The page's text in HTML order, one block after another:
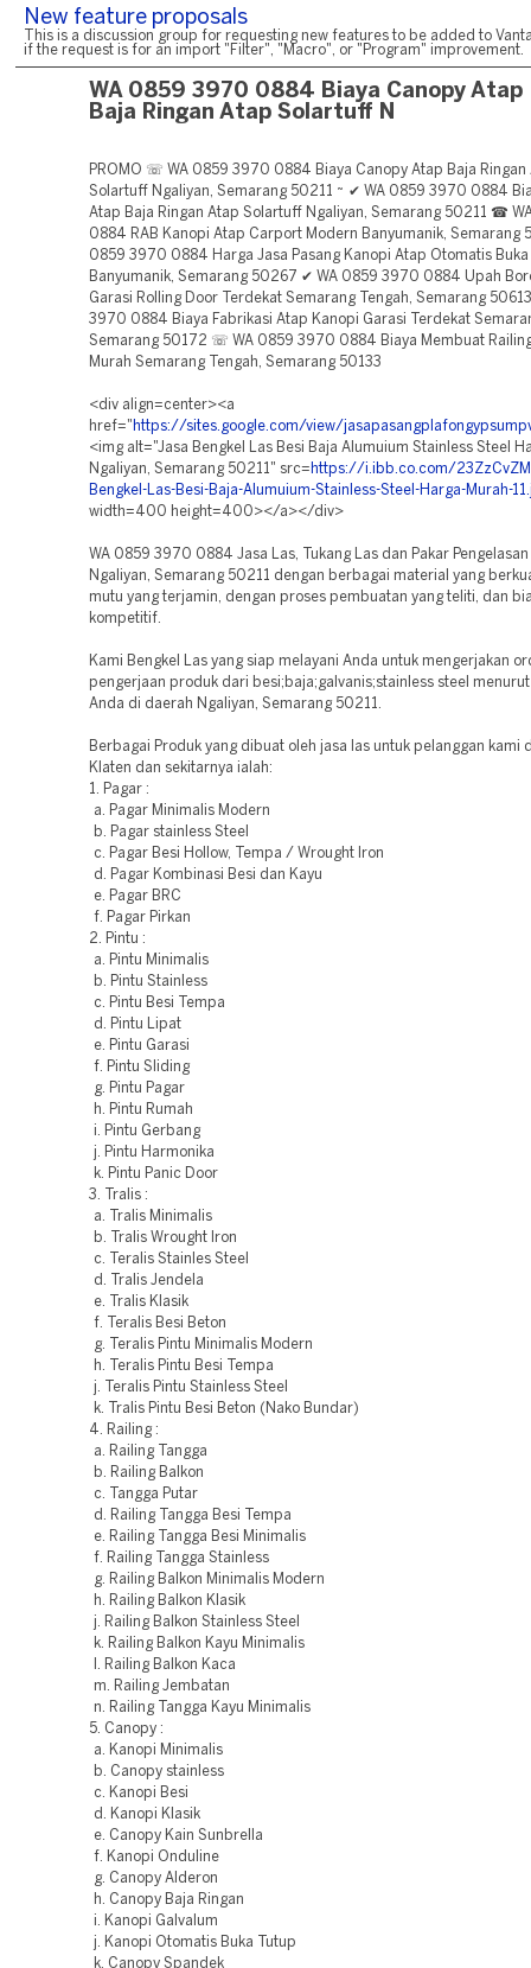
New feature proposals
This is a discussion group for requesting new features to be added to
if the request is for an import "Filter", "Macro", or "Program" improvement.
WA 0859 3970 0884 Biaya Canopy Atap
Baja Ringan Atap Solartuff N
PROMO ☏ WA 0859 3970 0884 Biaya Canopy Atap Baja Ringan
Solartuff Ngaliyan, Semarang 50211 ~ ✔ WA 0859 3970 0884
Atap Baja Ringan Atap Solartuff Ngaliyan, Semarang 50211 ☎
0884 RAB Kanopi Atap Carport Modern Banyumanik, Semarang
0859 3970 0884 Harga Jasa Pasang Kanopi Atap Otomatis Buka
Banyumanik, Semarang 50267 ✔ WA 0859 3970 0884 Upah
Garasi Rolling Door Terdekat Semarang Tengah, Semarang
3970 0884 Biaya Fabrikasi Atap Kanopi Garasi Terdekat
Semarang 50172 ☏ WA 0859 3970 0884 Biaya Membuat
Murah Semarang Tengah, Semarang 50133
<div align=center><a
href=" https://sites.google.com/view/
<img alt="Jasa Bengkel Las Besi Baja Alumuium Stainless Steel
Ngaliyan, Semarang 50211" src= https://i.ibb.co.com/
Bengkel-Las-Besi-Baja-Alumuium-Stainless-Steel-Harga-Murah-
width=400 height=400></a></div>
WA 0859 3970 0884 Jasa Las, Tukang Las dan Pakar
Ngaliyan, Semarang 50211 dengan berbagai material yang
mutu yang terjamin, dengan proses pembuatan yang teliti, dan
kompetitif.
Kami Bengkel Las yang siap melayani Anda untuk mengerjakan
pengerjaan produk dari besi;baja;galvanis;stainless steel
Anda di daerah Ngaliyan, Semarang 50211.
Berbagai Produk yang dibuat oleh jasa las untuk pelanggan kami
Klaten dan sekitarnya ialah:
1. Pagar :
a. Pagar Minimalis Modern
b. Pagar stainless Steel
c. Pagar Besi Hollow, Tempa / Wrought Iron
d. Pagar Kombinasi Besi dan Kayu
e. Pagar BRC
f. Pagar Pirkan
2. Pintu :
a. Pintu Minimalis
b. Pintu Stainless
c. Pintu Besi Tempa
d. Pintu Lipat
e. Pintu Garasi
f. Pintu Sliding
g. Pintu Pagar
h. Pintu Rumah
i. Pintu Gerbang
j. Pintu Harmonika
k. Pintu Panic Door
3. Tralis :
a. Tralis Minimalis
b. Tralis Wrought Iron
c. Teralis Stainles Steel
d. Tralis Jendela
e. Tralis Klasik
f. Teralis Besi Beton
g. Teralis Pintu Minimalis Modern
h. Teralis Pintu Besi Tempa
j. Teralis Pintu Stainless Steel
k. Tralis Pintu Besi Beton (Nako Bundar)
4. Railing :
a. Railing Tangga
b. Railing Balkon
c. Tangga Putar
d. Railing Tangga Besi Tempa
e. Railing Tangga Besi Minimalis
f. Railing Tangga Stainless
g. Railing Balkon Minimalis Modern
h. Railing Balkon Klasik
j. Railing Balkon Stainless Steel
k. Railing Balkon Kayu Minimalis
l. Railing Balkon Kaca
m. Railing Jembatan
n. Railing Tangga Kayu Minimalis
5. Canopy :
a. Kanopi Minimalis
b. Canopy stainless
c. Kanopi Besi
d. Kanopi Klasik
e. Canopy Kain Sunbrella
f. Kanopi Onduline
g. Canopy Alderon
h. Canopy Baja Ringan
i. Kanopi Galvalum
j. Kanopi Otomatis Buka Tutup
k. Canopy Spandek